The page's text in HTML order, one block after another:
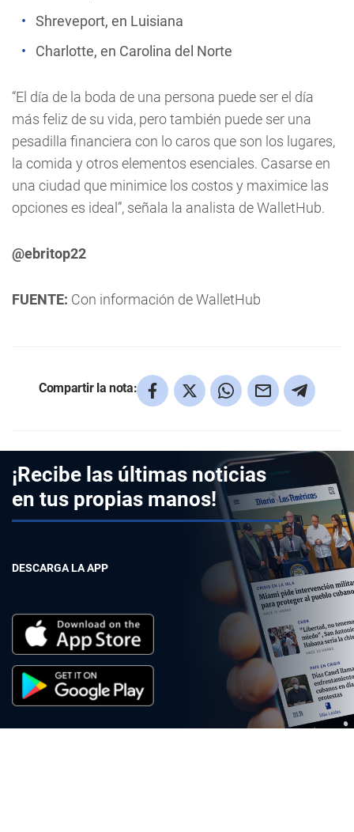
Shreveport, en Luisiana
Charlotte, en Carolina del Norte
“El día de la boda de una persona puede ser el día
más feliz de su vida, pero también puede ser una
pesadilla financiera con lo caros que son los lugares,
la comida y otros elementos esenciales. Casarse en
una ciudad que minimice los costos y maximice las
opciones es ideal”, señala la analista de WalletHub.
@ebritop22
FUENTE: Con información de WalletHub
Compartir la nota:
¡Recibe las últimas noticias
en tus propias manos!
DESCARGA LA APP